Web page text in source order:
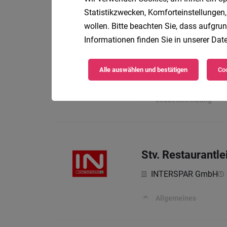
Jobbeschreibung
Stv.
INTERSPAR GmbH
Allgemeines
Statistikzwecken,
wollen. Bitte beachten Sie, dass
Informationen finden Sie in unserer
Alle auswählen und bestätigen